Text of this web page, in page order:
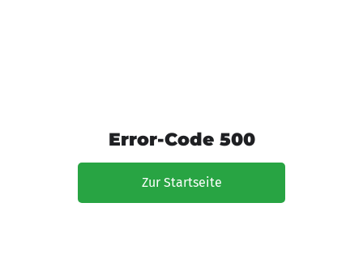
Error-Code 500
Zur Startseite